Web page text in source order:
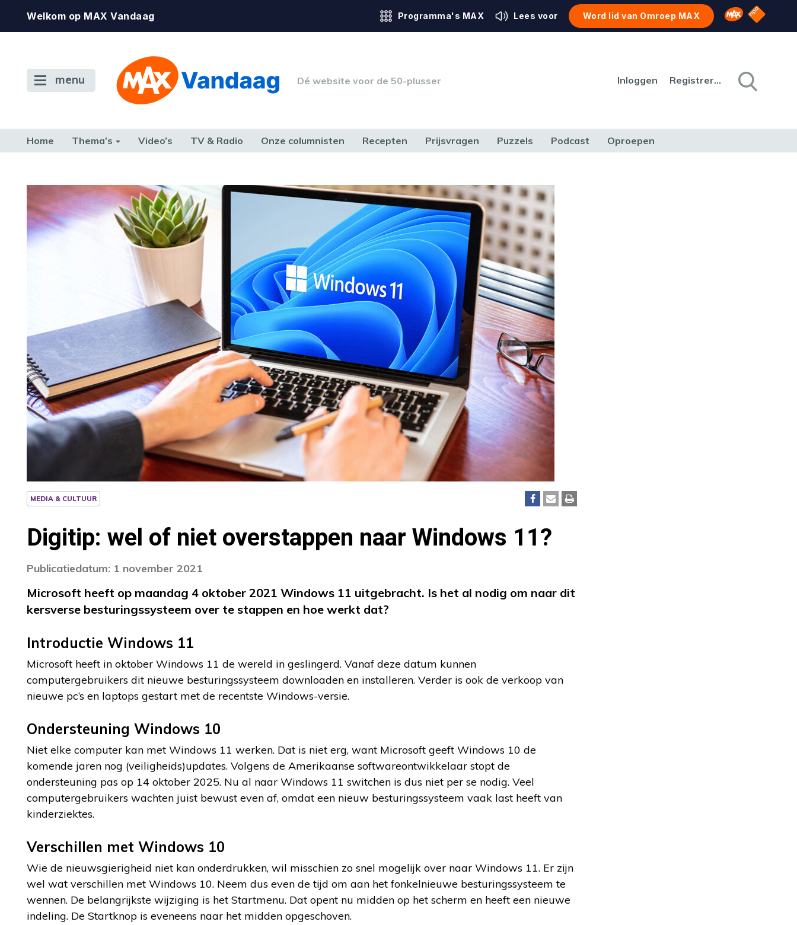
Welkom op MAX Vandaag Programma's MAX Lees voor Word lid van Omroep MAX Omroep MAX
NPO
menu Dé website voor de 50-plusser Inloggen Registreren
Home Thema’s Video’s TV & Radio Onze columnisten Recepten Prijsvragen Puzzels Podcast Oproepen
MEDIA & CULTUUR
Digitip: wel of niet overstappen naar Windows 11?
Publicatiedatum: 1 november 2021
Microsoft heeft op maandag 4 oktober 2021 Windows 11 uitgebracht. Is het al nodig om naar dit
kersverse besturingssysteem over te stappen en hoe werkt dat?
Introductie Windows 11
Microsoft heeft in oktober Windows 11 de wereld in geslingerd. Vanaf deze datum kunnen
computergebruikers dit nieuwe besturingssysteem downloaden en installeren. Verder is ook de verkoop van
nieuwe pc’s en laptops gestart met de recentste Windows-versie.
Ondersteuning Windows 10
Niet elke computer kan met Windows 11 werken. Dat is niet erg, want Microsoft geeft Windows 10 de
komende jaren nog (veiligheids)updates. Volgens de Amerikaanse softwareontwikkelaar stopt de
ondersteuning pas op 14 oktober 2025. Nu al naar Windows 11 switchen is dus niet per se nodig. Veel
computergebruikers wachten juist bewust even af, omdat een nieuw besturingssysteem vaak last heeft van
kinderziektes.
Verschillen met Windows 10
Wie de nieuwsgierigheid niet kan onderdrukken, wil misschien zo snel mogelijk over naar Windows 11. Er zijn
wel wat verschillen met Windows 10. Neem dus even de tijd om aan het fonkelnieuwe besturingssysteem te
wennen. De belangrijkste wijziging is het Startmenu. Dat opent nu midden op het scherm en heeft een nieuwe
indeling. De Startknop is eveneens naar het midden opgeschoven.